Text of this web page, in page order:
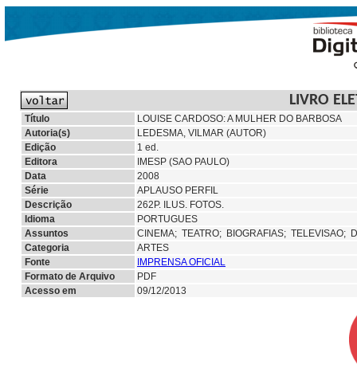
LIVRO
Título
LOUISE CARDOSO: A MULHER DO BARBOSA
Autoria(s)
LEDESMA, VILMAR (AUTOR)
Edição
1 ed.
Editora
IMESP (SAO PAULO)
Data
2008
Série
APLAUSO PERFIL
Descrição
262P. ILUS. FOTOS.
Idioma
PORTUGUES
Assuntos
CINEMA; TEATRO; BIOGRAFIAS; TELEVISAO;
Categoria
ARTES
Fonte
IMPRENSA OFICIAL
Formato de Arquivo
PDF
Acesso em
09/12/2013